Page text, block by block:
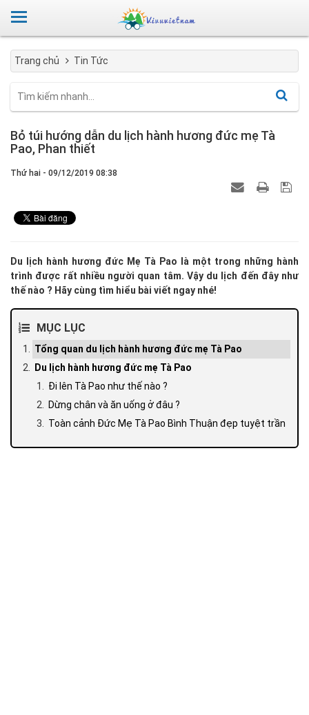
Trang chủ Tin Tức
Bỏ túi hướng dẫn du lịch hành hương đức mẹ Tà
Pao, Phan thiết
Thứ hai - 09/12/2019 08:38
Du lịch hành hương đức Mẹ Tà Pao là một trong những hành
trình được rất nhiều người quan tâm. Vậy du lịch đến đây như
thế nào ? Hãy cùng tìm hiểu bài viết ngay nhé!
MỤC LỤC
Tổng quan du lịch hành hương đức mẹ Tà Pao
Du lịch hành hương đức mẹ Tà Pao
Đi lên Tà Pao như thế nào ?
Dừng chân và ăn uống ở đâu ?
Toàn cảnh Đức Mẹ Tà Pao Bình Thuận đẹp tuyệt trần